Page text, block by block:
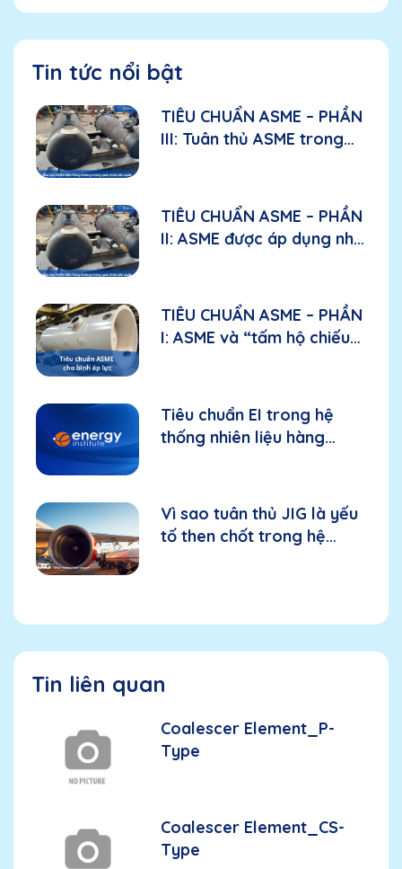
Tin tức nổi bật
TIÊU CHUẨN ASME – PHẦN
III: Tuân thủ ASME trong
xuất
TIÊU CHUẨN ASME – PHẦN
II: ASME được áp dụng như
TIÊU CHUẨN ASME – PHẦN
I: ASME và “tấm hộ chiếu
Tiêu chuẩn EI trong hệ
thống nhiên liệu hàng
Vì sao tuân thủ JIG là yếu
tố then chốt trong hệ
Tin liên quan
Coalescer Element_P-
Type
Coalescer Element_CS-
Type